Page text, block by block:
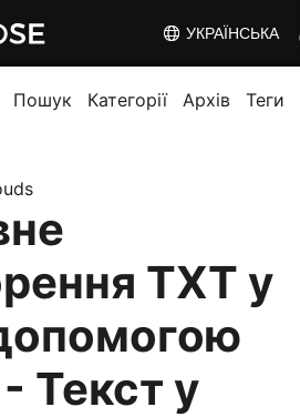
УКРАЇНСЬКА
Пошук Категорії Архів Теги
TXT у
Текст у